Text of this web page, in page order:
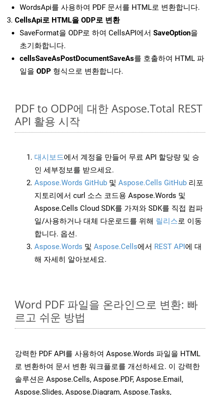
WordsApi를 사용하여 PDF 문서를 HTML로 변환합니다.
CellsApi로 HTML을 ODP로 변환
SaveFormat을 ODP로 하여 CellsAPI에서 SaveOption을
초기화합니다.
cellsSaveAsPostDocumentSaveAs를 호출하여 HTML 파
일을 ODP 형식으로 변환합니다.
PDF to ODP에 대한 Aspose.Total REST
API 활용 시작
대시보드에서 계정을 만들어 무료 API 할당량 및 승
인 세부정보를 받으세요.
Aspose.Words GitHub 및 Aspose.Cells GitHub 리포
지토리에서 curl 소스 코드용 Aspose.Words 및
Aspose.Cells Cloud SDK를 가져와 SDK를 직접 컴파
일/사용하거나 대체 다운로드를 위해 릴리스로 이동
합니다. 옵션.
Aspose.Words 및 Aspose.Cells에서 REST API에 대
해 자세히 알아보세요.
Word PDF 파일을 온라인으로 변환: 빠
르고 쉬운 방법
강력한 PDF API를 사용하여 Aspose.Words 파일을 HTML
로 변환하여 문서 변환 워크플로를 개선하세요. 이 강력한
솔루션은 Aspose.Cells, Aspose.PDF, Aspose.Email,
Aspose.Slides, Aspose.Diagram, Aspose.Tasks,